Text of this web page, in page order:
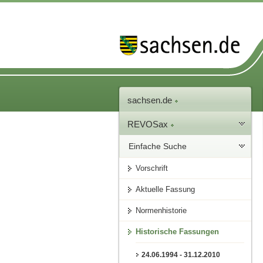
sachsen.de
REVOSax
Einfache Suche
Vorschrift
Aktuelle Fassung
Normenhistorie
Historische Fassungen
24.06.1994 - 31.12.2010